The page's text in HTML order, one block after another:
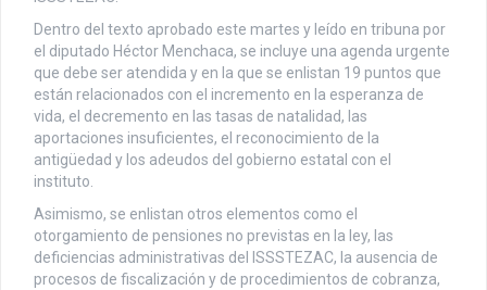
Dentro del texto aprobado este martes y leído en tribuna por
el diputado Héctor Menchaca, se incluye una agenda urgente
que debe ser atendida y en la que se enlistan 19 puntos que
están relacionados con el incremento en la esperanza de
vida, el decremento en las tasas de natalidad, las
aportaciones insuficientes, el reconocimiento de la
antigüedad y los adeudos del gobierno estatal con el
instituto.
Asimismo, se enlistan otros elementos como el
otorgamiento de pensiones no previstas en la ley, las
deficiencias administrativas del ISSSTEZAC, la ausencia de
procesos de fiscalización y de procedimientos de cobranza,